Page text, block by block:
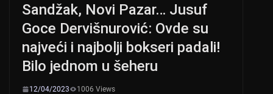
Sandžak, Novi Pazar… Jusuf
Goce Dervišnurović: Ovde su
najveći i najbolji bokseri padali!
Bilo jednom u šeheru
12/04/2023
1006 Views